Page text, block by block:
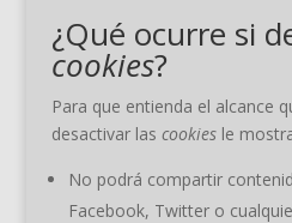
¿Qué ocurre si
cookies?
Para que entienda el alcance
desactivar las cookiesle
No podrá compartir
Facebook, Twitter o